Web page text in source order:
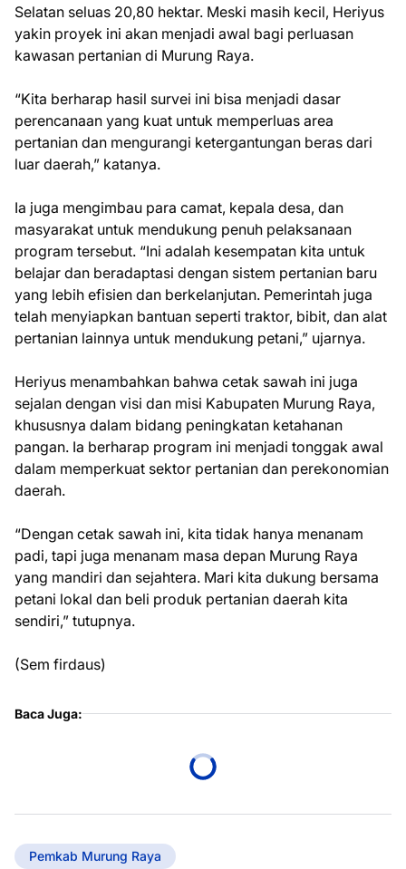
Selatan seluas 20,80 hektar. Meski masih kecil, Heriyus
yakin proyek ini akan menjadi awal bagi perluasan
kawasan pertanian di Murung Raya.
“Kita berharap hasil survei ini bisa menjadi dasar
perencanaan yang kuat untuk memperluas area
pertanian dan mengurangi ketergantungan beras dari
luar daerah,” katanya.
Ia juga mengimbau para camat, kepala desa, dan
masyarakat untuk mendukung penuh pelaksanaan
program tersebut. “Ini adalah kesempatan kita untuk
belajar dan beradaptasi dengan sistem pertanian baru
yang lebih efisien dan berkelanjutan. Pemerintah juga
telah menyiapkan bantuan seperti traktor, bibit, dan alat
pertanian lainnya untuk mendukung petani,” ujarnya.
Heriyus menambahkan bahwa cetak sawah ini juga
sejalan dengan visi dan misi Kabupaten Murung Raya,
khususnya dalam bidang peningkatan ketahanan
pangan. Ia berharap program ini menjadi tonggak awal
dalam memperkuat sektor pertanian dan perekonomian
daerah.
“Dengan cetak sawah ini, kita tidak hanya menanam
padi, tapi juga menanam masa depan Murung Raya
yang mandiri dan sejahtera. Mari kita dukung bersama
petani lokal dan beli produk pertanian daerah kita
sendiri,” tutupnya.
(Sem firdaus)
Baca Juga:
Pemkab Murung Raya